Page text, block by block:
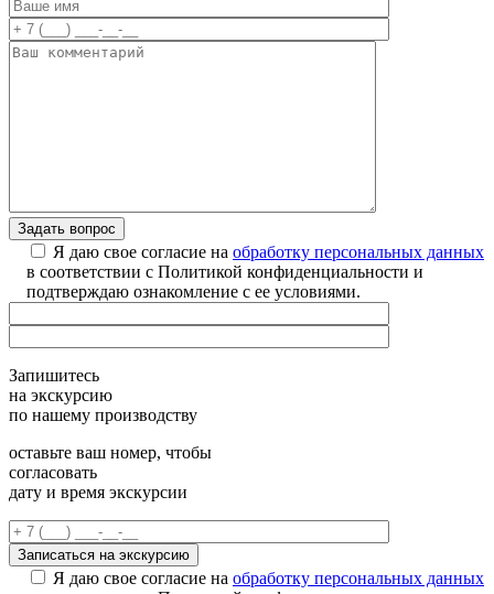
Я даю свое согласие на обработку персональных данных
в соответствии с Политикой конфиденциальности и
подтверждаю ознакомление с ее условиями.
Запишитесь
на экскурсию
по нашему производству
оставьте ваш номер, чтобы
согласовать
дату и время экскурсии
Я даю свое согласие на обработку персональных данных